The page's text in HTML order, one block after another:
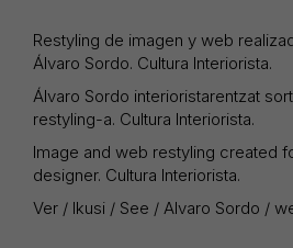
Restyling de imagen y web
Álvaro Sordo. Cultura Interiorista.
Álvaro Sordo interioristarentzat
restyling-a. Cultura Interiorista.
Image and web restyling created
designer. Cultura Interiorista.
Ver / Ikusi / See / Alvaro Sordo /